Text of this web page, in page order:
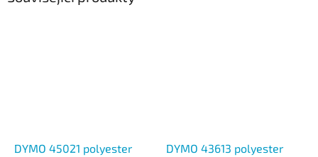
DYMO 45021 polyester
DYMO 43613 polyester